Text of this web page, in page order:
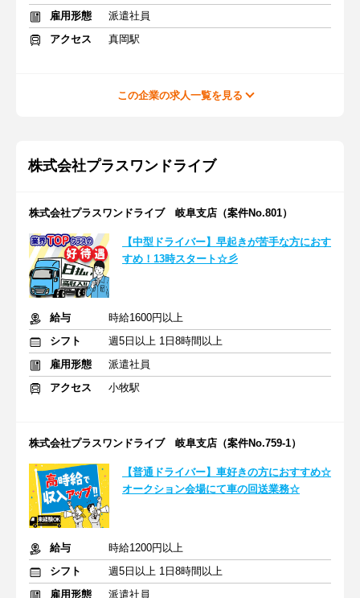
雇用形態
派遣社員
アクセス
真岡駅
この企業の求人一覧を見る
株式会社プラスワンドライブ
株式会社プラスワンドライブ 岐阜支店（案件No.801）
【中型ドライバー】早起きが苦手な方におす
すめ！13時スタート☆彡
給与
時給1600円以上
シフト
週5日以上 1日8時間以上
雇用形態
派遣社員
アクセス
小牧駅
株式会社プラスワンドライブ 岐阜支店（案件No.759-1）
【普通ドライバー】車好きの方におすすめ☆
オークション会場にて車の回送業務☆
給与
時給1200円以上
シフト
週5日以上 1日8時間以上
雇用形態
派遣社員